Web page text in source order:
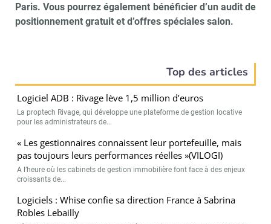
Paris. Vous pourrez également bénéficier d’un audit de
positionnement gratuit et d’offres spéciales salon.
Top des articles
Logiciel ADB : Rivage lève 1,5 million d’euros
La proptech Rivage, qui développe une plateforme de gestion locative
pour les administrateurs de...
« Les gestionnaires connaissent leur portefeuille, mais
pas toujours leurs performances réelles »(VILOGI)
A l’heure où les cabinets de gestion immobilière font face à des enjeux
croissants de...
Logiciels : Whise confie sa direction France à Sabrina
Robles Lebailly